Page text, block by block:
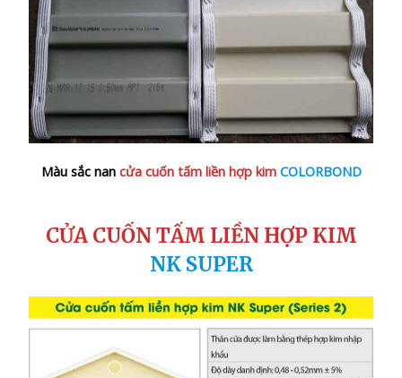
Màu sắc nan cửa cuốn tấm liền hợp kim COLORBOND
CỬA CUỐN TẤM LIỀN HỢP KIM
NK SUPER